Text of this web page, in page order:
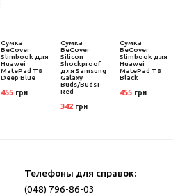
Сумка
BeCover
Slimbook для
Huawei
MatePad T8
Deep Blue
455 грн
Сумка
BeCover
Silicon
Shockproof
для Samsung
Galaxy
Buds/Buds+
Red
342 грн
Сумка
BeCover
Slimbook для
Huawei
MatePad T8
Black
455 грн
Телефоны для справок:
(048) 796-86-03